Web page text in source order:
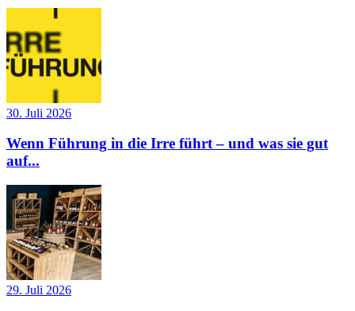
30. Juli 2026
Wenn Führung in die Irre führt – und was sie gut
auf...
29. Juli 2026